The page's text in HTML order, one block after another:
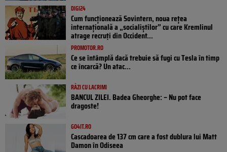
DIGI24
Cum funcționează Sovintern, noua rețea
internațională a „socialiștilor” cu care Kremlinul
atrage recruți din Occident...
PROMOTOR.RO
Ce se întâmplă dacă trebuie să fugi cu Tesla în timp
ce încarcă? Un atac...
RÂZI CU LACRIMI
BANCUL ZILEI. Badea Gheorghe: – Nu pot face
dragoste!
GO4IT.RO
Cascadoarea de 137 cm care a fost dublura lui Matt
Damon în Odiseea